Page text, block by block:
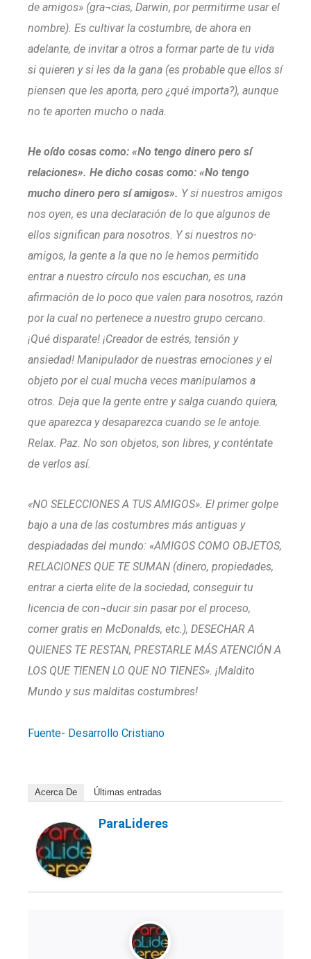
de amigos» (gra¬cias, Darwin, por permitirme usar el
nombre). Es cultivar la costumbre, de ahora en
adelante, de invitar a otros a formar parte de tu vida
si quieren y si les da la gana (es probable que ellos sí
piensen que les aporta, pero ¿qué importa?), aunque
no te aporten mucho o nada.
He oído cosas como: «No tengo dinero pero sí
relaciones». He dicho cosas como: «No tengo
mucho dinero pero sí amigos». Y si nuestros amigos
nos oyen, es una declaración de lo que algunos de
ellos significan para nosotros. Y si nuestros no-
amigos, la gente a la que no le hemos permitido
entrar a nuestro círculo nos escuchan, es una
afirmación de lo poco que valen para nosotros, razón
por la cual no pertenece a nuestro grupo cercano.
¡Qué disparate! ¡Creador de estrés, tensión y
ansiedad! Manipulador de nuestras emociones y el
objeto por el cual mucha veces manipulamos a
otros. Deja que la gente entre y salga cuando quiera,
que aparezca y desaparezca cuando se le antoje.
Relax. Paz. No son objetos, son libres, y conténtate
de verlos así.
«NO SELECCIONES A TUS AMIGOS». El primer golpe
bajo a una de las costumbres más antiguas y
despiadadas del mundo: «AMIGOS COMO OBJETOS,
RELACIONES QUE TE SUMAN (dinero, propiedades,
entrar a cierta elite de la sociedad, conseguir tu
licencia de con¬ducir sin pasar por el proceso,
comer gratis en McDonalds, etc.), DESECHAR A
QUIENES TE RESTAN, PRESTARLE MÁS ATENCIÓN A
LOS QUE TIENEN LO QUE NO TIENES». ¡Maldito
Mundo y sus malditas costumbres!
Fuente- Desarrollo Cristiano
Acerca De Últimas entradas
ParaLideres